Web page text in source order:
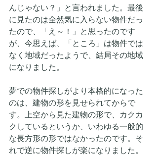
んじゃない？」と言われました。最後
に見たのは全然気に入らない物件だっ
たので、「え～！」と思ったのです
が、今思えば、「ところ」は物件では
なく地域だったようで、結局その地域
になりました。
夢での物件探しがより本格的になった
のは、建物の形を見せられてからで
す。上空から見た建物の形で、カクカ
クしているというか、いわゆる一般的
な長方形の形ではなかったのです。そ
れで逆に物件探しが楽になりました。